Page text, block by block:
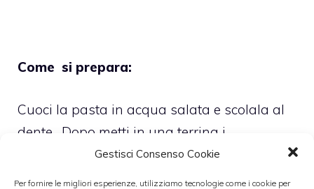
Gestisci Consenso Cookie
Per fornire le migliori esperienze, utilizziamo tecnologie come i cookie per
Come si prepara:
Cuoci la pasta in acqua salata e scolala al
dente. Dopo metti in una terrina i
pomodorini tagliati in quattro e condisci con
l’olio, l’aceto e un po’ di sale.